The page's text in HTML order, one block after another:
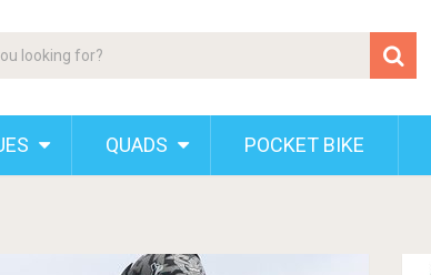
QUADS POCKET BIKE